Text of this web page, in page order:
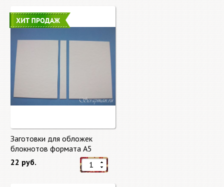
Заготовки для обложек
блокнотов формата А5
22 руб.